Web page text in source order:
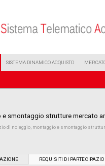
SISTEMA DINAMICO ACQUISTO
e smontaggio strutture mercato
di noleggio, montaggio e smontaggio
REQUISITI DI